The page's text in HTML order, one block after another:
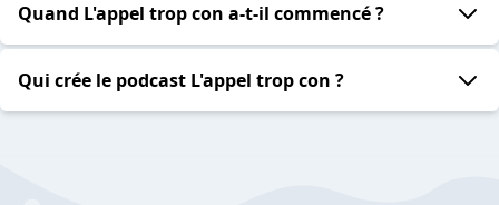
Quand L'appel trop con a-t-il commencé ?
Qui crée le podcast L'appel trop con ?